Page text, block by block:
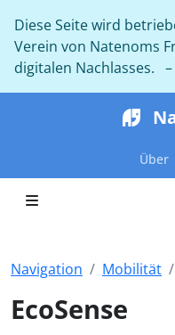
Diese Seite wird
Verein von Natenoms
digitalen Nachlasses. –
Über
Navigation Mobilität
EcoSense